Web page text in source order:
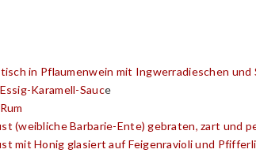
in Pflaumenwein mit Ingwerradieschen und
Karamell-Sauce
(weibliche Barbarie-Ente) gebraten, zart und
mit Honig glasiert auf Feigenravioli und